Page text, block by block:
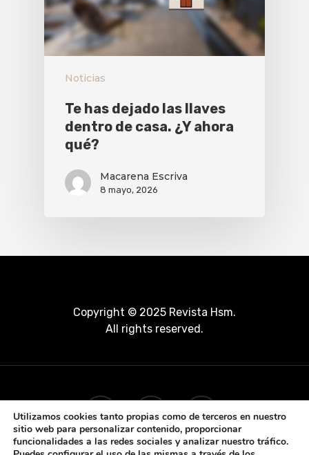
Noticias
Te has dejado las llaves
dentro de casa. ¿Y ahora
qué?
Macarena Escriva
8 mayo, 2026
Copyright © 2025 Revista Hsm.
All rights reserved.
Utilizamos cookies tanto propias como de terceros en nuestro
sitio web para personalizar contenido, proporcionar
funcionalidades a las redes sociales y analizar nuestro tráfico.